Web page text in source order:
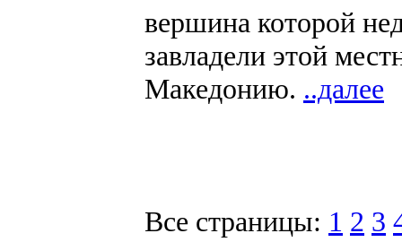
вершина которой
завладели этой
Македонию. ..далее
Все страницы: 1 2 3